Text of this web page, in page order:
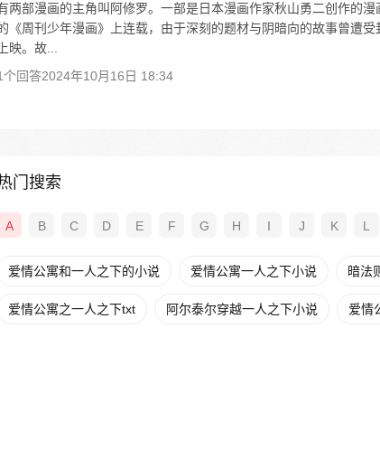
两部漫画的主角叫阿修罗。一部是日本漫画作家秋山勇二创作的
《周刊少年漫画》上连载，由于深刻的题材与阴暗向的故事曾遭
上映。故...
个回答2024年10月16日 18:34
门搜索
A B C D E F G H I J K L
爱情公寓和一人之下的小说 爱情公寓一人之下小说 暗法
爱情公寓之一人之下txt 阿尔泰尔穿越一人之下小说 爱情